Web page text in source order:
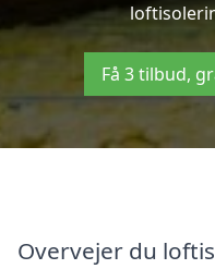
Få 3 tilbud,
Overvejer du